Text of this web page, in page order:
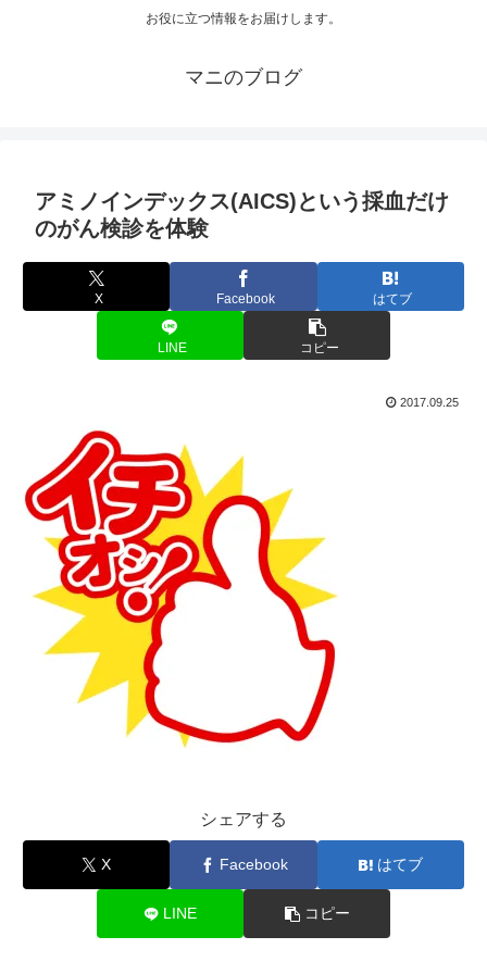
お役に立つ情報をお届けします。
マニのブログ
アミノインデックス(AICS)という採血だけ
のがん検診を体験
X Facebook はてブ
LINE コピー
2017.09.25
シェアする
X Facebook はてブ
LINE コピー